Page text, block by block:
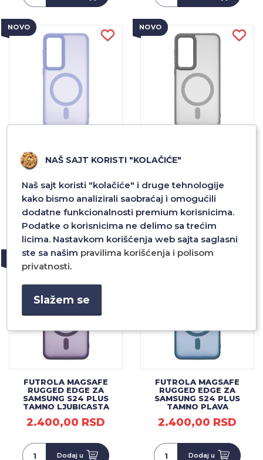
NOVO
FUTROLA MAGSAFE
RUGGED EDGE ZA
SAMSUNG S24 PLUS
2.400,00 RSD
Dodaj u
NOVO
RUGGED EDGE ZA
2.400,00 RSD
Dodaj u
NOVO
FUTROLA MAGSAFE
RUGGED EDGE ZA
SAMSUNG S24 PLUS
TAMNO LJUBICASTA
2.400,00 RSD
Dodaj u
NOVO
FUTROLA MAGSAFE
RUGGED EDGE ZA
SAMSUNG S24 PLUS
TAMNO PLAVA
2.400,00 RSD
Dodaj u
NAŠ SAJT KORISTI "KOLAČIĆE"
Naš sajt koristi "kolačiće" i druge tehnologije
kako bismo analizirali saobraćaj i omogućili
dodatne funkcionalnosti premium korisnicima.
Podatke o korisnicima ne delimo sa trećim
licima. Nastavkom korišćenja web sajta saglasni
ste sa našim pravilima korišćenja i polisom
privatnosti.
Slažem se